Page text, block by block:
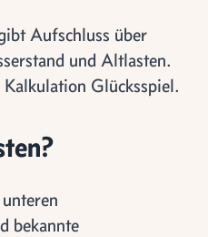
Aufschluss über
und Altlasten.
Glücksspiel.
bekannte